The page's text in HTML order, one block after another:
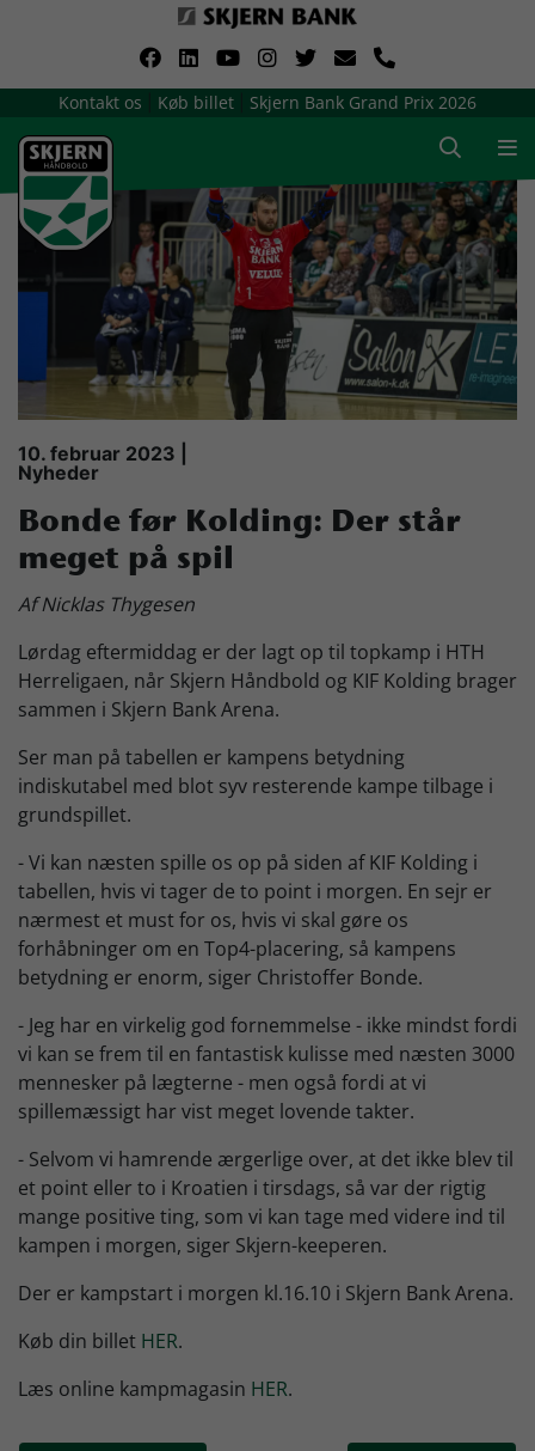
Kontakt os Køb billet Skjern Bank Grand Prix 2026
Om Skjern Håndbold
Ligatruppen
Sponsorer
Billetsalg / sæsonkort
Presse
Samarbejdsklubber
Skjern Bank Grand Prix
Nyhedsbrev
Køb Billet
10. februar 2023 |
Nyheder
Bonde før Kolding: Der står
meget på spil
Af Nicklas Thygesen
Lørdag eftermiddag er der lagt op til topkamp i HTH
Herreligaen, når Skjern Håndbold og KIF Kolding brager
sammen i Skjern Bank Arena.
Ser man på tabellen er kampens betydning
indiskutabel med blot syv resterende kampe tilbage i
grundspillet.
- Vi kan næsten spille os op på siden af KIF Kolding i
tabellen, hvis vi tager de to point i morgen. En sejr er
nærmest et must for os, hvis vi skal gøre os
forhåbninger om en Top4-placering, så kampens
betydning er enorm, siger Christoffer Bonde.
- Jeg har en virkelig god fornemmelse - ikke mindst fordi
vi kan se frem til en fantastisk kulisse med næsten 3000
mennesker på lægterne - men også fordi at vi
spillemæssigt har vist meget lovende takter.
- Selvom vi hamrende ærgerlige over, at det ikke blev til
et point eller to i Kroatien i tirsdags, så var der rigtig
mange positive ting, som vi kan tage med videre ind til
kampen i morgen, siger Skjern-keeperen.
Der er kampstart i morgen kl.16.10 i Skjern Bank Arena.
Køb din billet HER.
Læs online kampmagasin HER.